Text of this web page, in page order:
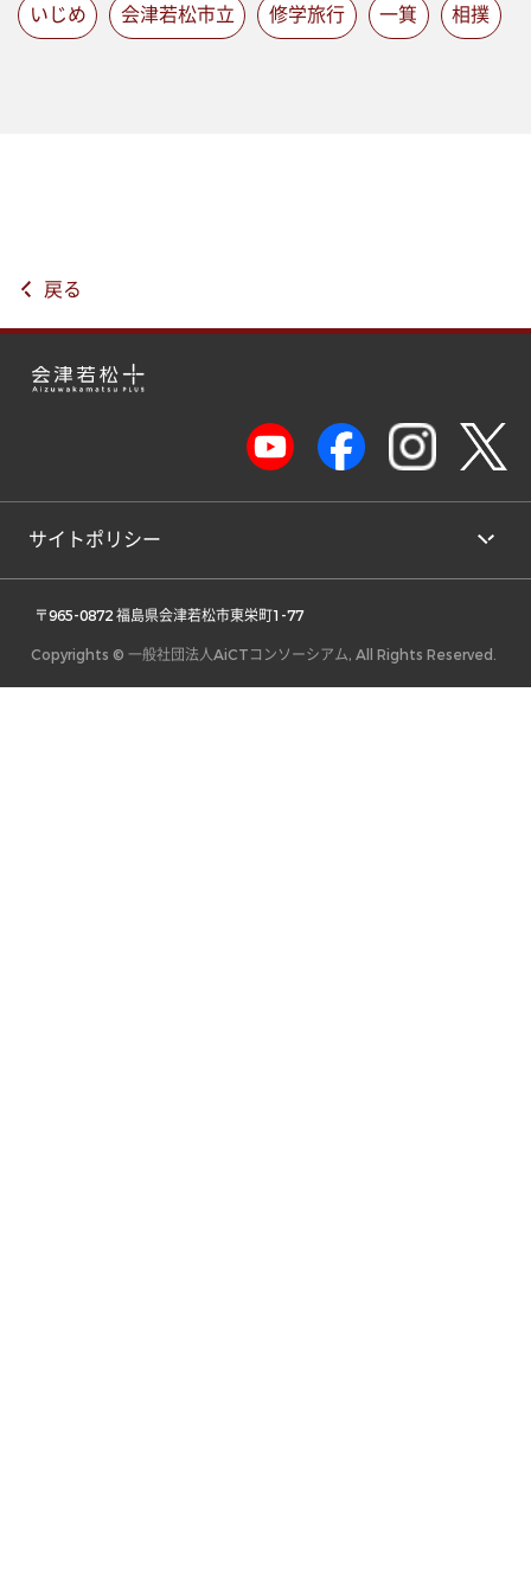
いじめ 会津若松市立 修学旅行 一箕 相撲
戻る
サイトポリシー
〒965-0872 福島県会津若松市東栄町1-77
Copyrights © 一般社団法人AiCTコンソーシアム, All Rights Reserved.